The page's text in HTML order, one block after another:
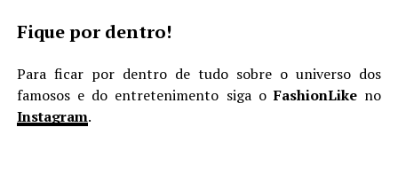
Fique por dentro!
Para ficar por dentro de tudo sobre o universo dos
famosos e do entretenimento siga oFashionLike no
Instagram.